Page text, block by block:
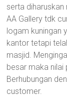
serta
AA Gallery tdk
logam kuningan
kantor tetapi
masjid.
besar maka nilai
Berhubungan
customer.